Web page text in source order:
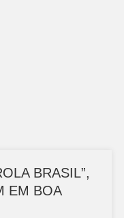
BRASIL”,
EM BOA